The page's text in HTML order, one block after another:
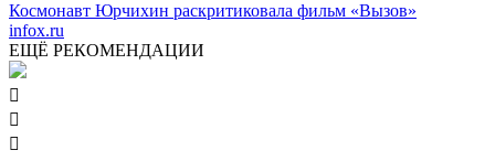
Космонавт Юрчихин раскритиковала фильм «Вызов»
infox.ru
ЕЩЁ РЕКОМЕНДАЦИИ


